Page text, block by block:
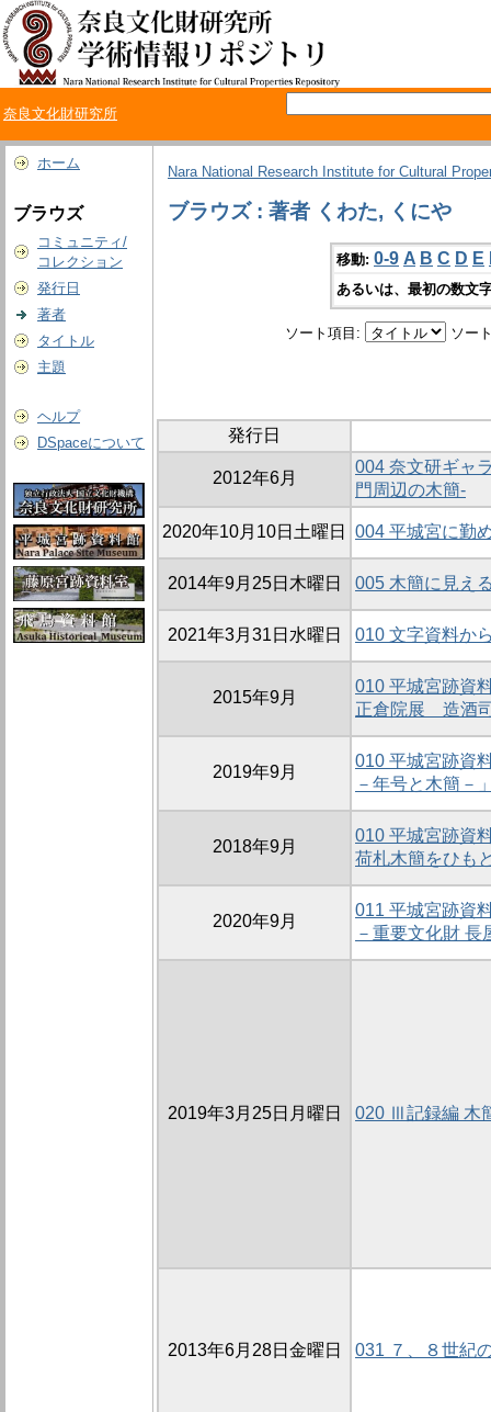
奈良文化財研究所
ホーム
ブラウズ
コミュニティ/
コレクション
発行日
著者
タイトル
主題
ヘルプ
DSpaceについて
Nara National Research Institute for Cultural
ブラウズ : 著者 くわた, くにや
移動: 0-9 A B C D E
あるいは、最初の数文
ソート項目: ソー
発行日
2012年6月
004 奈文研ギャ
門周辺の木簡-
2020年10月10日土曜日 004 平城宮に勤
2014年9月25日木曜日 005 木簡に見え
2021年3月31日水曜日 010 文字資料か
2015年9月
010 平城宮跡資
正倉院展 造酒
2019年9月
010 平城宮跡資
－年号と木簡－
2018年9月
010 平城宮跡資
荷札木簡をひも
2020年9月
011 平城宮跡資
－重要文化財 長
2019年3月25日月曜日 020 Ⅲ記録編 木
2013年6月28日金曜日 031 ７、８世紀